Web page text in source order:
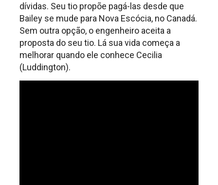
dívidas. Seu tio propõe pagá-las desde que
Bailey se mude para Nova Escócia, no Canadá.
Sem outra opção, o engenheiro aceita a
proposta do seu tio. Lá sua vida começa a
melhorar quando ele conhece Cecilia
(Luddington).